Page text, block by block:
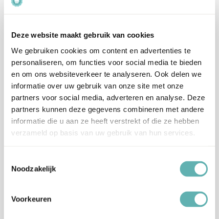
Deze website maakt gebruik van cookies
We gebruiken cookies om content en advertenties te
personaliseren, om functies voor social media te bieden
en om ons websiteverkeer te analyseren. Ook delen we
informatie over uw gebruik van onze site met onze
partners voor social media, adverteren en analyse. Deze
partners kunnen deze gegevens combineren met andere
informatie die u aan ze heeft verstrekt of die ze hebben
verzameld op basis van uw gebruik van hun services.
Noodzakelijk
Voorkeuren
kleurstof (E102*, E110*, E129*, E133, E153,
E172, E173), kleurstof (concentraat van
E904), verdikkingsmiddel (E414), gelatine
(rund), lossingsmiddel (E470b, E555 ).
Allergenen
Kan sporen van noten bevatten.
4252022406247